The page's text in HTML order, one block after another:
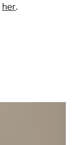
her.